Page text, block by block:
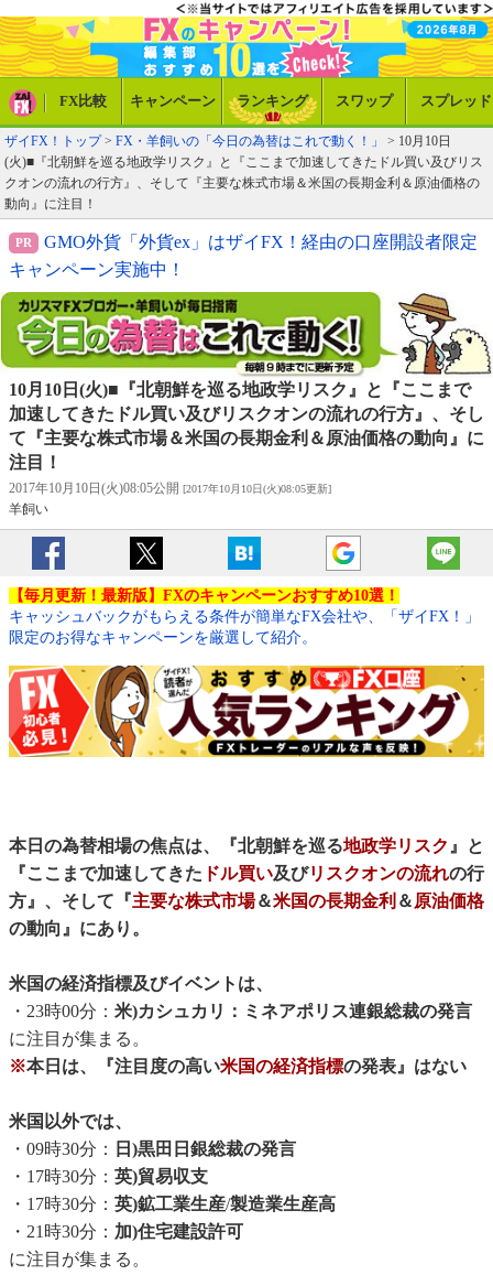
FX比較 キャンペーン ランキング スワップ スプレッド
ザイFX！トップ> FX・羊飼いの「今日の為替はこれで動く！」
> 10月10日
(火)■『北朝鮮を巡る地政学リスク』と『ここまで加速してきたドル買い及びリス
クオンの流れの行方』、そして『主要な株式市場＆米国の長期金利＆原油価格の
動向』に注目！
GMO外貨「外貨ex」はザイFX！経由の口座開設者限定
キャンペーン実施中！
10月10日(火)■『北朝鮮を巡る地政学リスク』と『ここまで
加速してきたドル買い及びリスクオンの流れの行方』、そし
て『主要な株式市場＆米国の長期金利＆原油価格の動向』に
注目！
2017年10月10日(火)08:05公開 [2017年10月10日(火)08:05更新]
羊飼い
【毎月更新！最新版】FXのキャンペーンおすすめ10選！
キャッシュバックがもらえる条件が簡単なFX会社や、「ザイFX！」
限定のお得なキャンペーンを厳選して紹介。
本日の為替相場の焦点は、『北朝鮮を巡る地政学リスク』と
『ここまで加速してきた ドル買い及びリスクオンの流れの行
方』、そして『主要な株式市場＆米国の長期金利 ＆原油価格
の動向』にあり。
米国の経済指標及びイベントは、
・23時00分： 米)カシュカリ：ミネアポリス連銀総裁の発言
に注目が集まる。
※本日は、『注目度の高い米国の経済指標の発表』はない
米国以外では、
・09時30分：
日)黒田日銀総裁の発言
・17時30分： 英)貿易収支
・17時30分： 英)鉱工業生産/製造業生産高
・21時30分： 加)住宅建設許可
に注目が集まる。